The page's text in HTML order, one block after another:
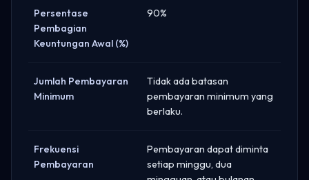
Persentase
Pembagian
Keuntungan Awal (%)
90%
Jumlah Pembayaran
Minimum
Tidak ada batasan
pembayaran minimum yang
berlaku.
Frekuensi
Pembayaran
Pembayaran dapat diminta
setiap minggu, dua